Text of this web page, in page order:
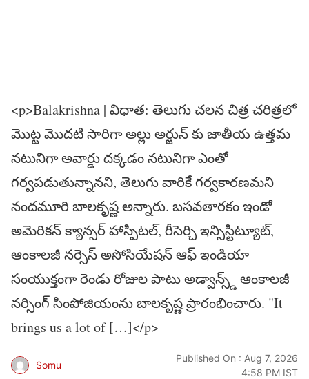
<p>Balakrishna | విధాత: తెలుగు చలన చిత్ర చరిత్రలో
మొట్ట మొదటి సారిగా అల్లు అర్జున్ కు జాతీయ ఉత్తమ
నటునిగా అవార్డు దక్కడం నటునిగా ఎంతో
గర్వపడుతున్నానని, తెలుగు వారికే గర్వకారణమని
నందమూరి బాలకృష్ణ అన్నారు. బసవతారకం ఇండో
అమెరికన్ క్యాన్సర్ హాస్పిటల్, రీసెర్చి ఇన్సిస్టిట్యూట్,
ఆంకాలజీ నర్సెస్ అసోసియేషన్ ఆఫ్ ఇండియా
సంయుక్తంగా రెండు రోజుల పాటు అడ్వాన్స్డ్ ఆంకాలజీ
నర్సింగ్ సింపోజియంను బాలకృష్ణ ప్రారంభించారు. "It
brings us a lot of […]</p>
Somu
Published On : Aug 7, 2026
4:58 PM IST